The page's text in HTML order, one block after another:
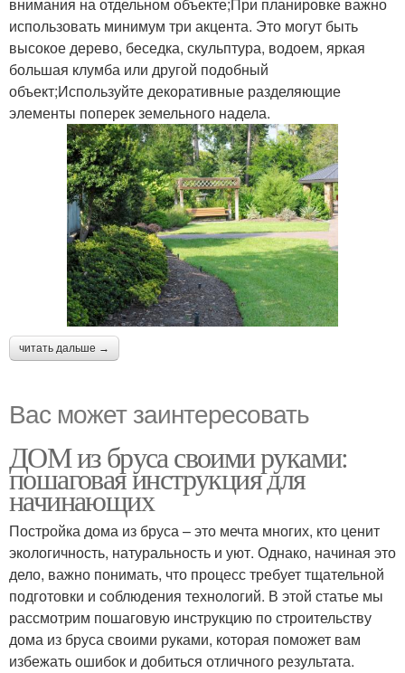
использовать минимум три акцента. Это могут быть
высокое дерево, беседка, скульптура, водоем, яркая
большая клумба или другой подобный
объект;Используйте декоративные разделяющие
элементы поперек земельного надела.
читать дальше →
Вас может заинтересовать
ДОМ из бруса своими руками:
пошаговая инструкция для
начинающих
Постройка дома из бруса – это мечта многих, кто ценит
экологичность, натуральность и уют. Однако, начиная это
дело, важно понимать, что процесс требует тщательной
подготовки и соблюдения технологий. В этой статье мы
рассмотрим пошаговую инструкцию по строительству
дома из бруса своими руками, которая поможет вам
избежать ошибок и добиться отличного результата.